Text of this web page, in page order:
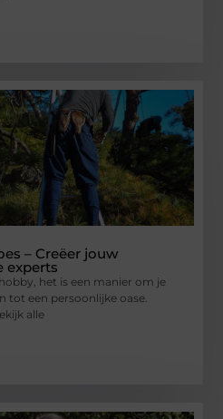
– Creëer jouw
experts
het is een manier om je
een persoonlijke oase.
alle